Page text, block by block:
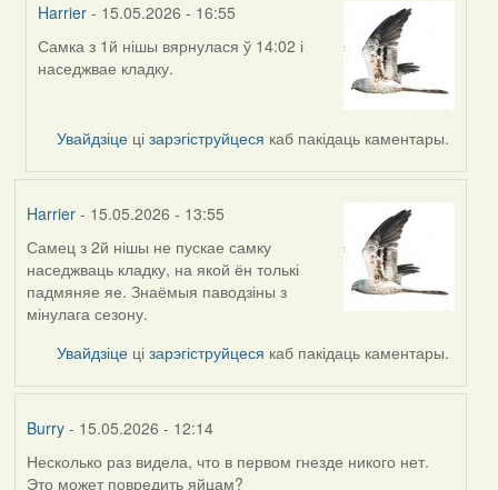
Harrier - 15.05.2026 - 16:55
In
reply
Harrier
Самка з 1й нішы вярнулася ў 14:02 і
наседжвае кладку.
Увайдзіце цізарэгіструйцеся каб пакідаць каментары.
Harrier- 15.05.2026 - 13:55
Самец з 2й нішы не пускае самку
наседжваць кладку, на якой ён толькі
падмяняе яе. Знаёмыя паводзіны з
мінулага сезону.
Увайдзіце цізарэгіструйцеся каб пакідаць каментары.
Burry- 15.05.2026 - 12:14
Несколько раз видела, что в первом гнезде никого нет.
Это может повредить яйцам?